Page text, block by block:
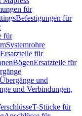
für
Befestigungen für
für
Systemrohre
Ersatzteile für
BögenErsatzteile für
Übergänge und
und Verbindungen,
T-Stücke für